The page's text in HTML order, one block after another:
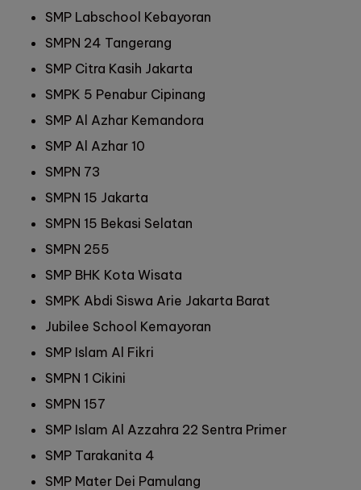
SMP Labschool Kebayoran
SMPN 24 Tangerang
SMP Citra Kasih Jakarta
SMPK 5 Penabur Cipinang
SMP Al Azhar Kemandora
SMP Al Azhar 10
SMPN 73
SMPN 15 Jakarta
SMPN 15 Bekasi Selatan
SMPN 255
SMP BHK Kota Wisata
SMPK Abdi Siswa Arie Jakarta Barat
Jubilee School Kemayoran
SMP Islam Al Fikri
SMPN 1 Cikini
SMPN 157
SMP Islam Al Azzahra 22 Sentra Primer
SMP Tarakanita 4
SMP Mater Dei Pamulang